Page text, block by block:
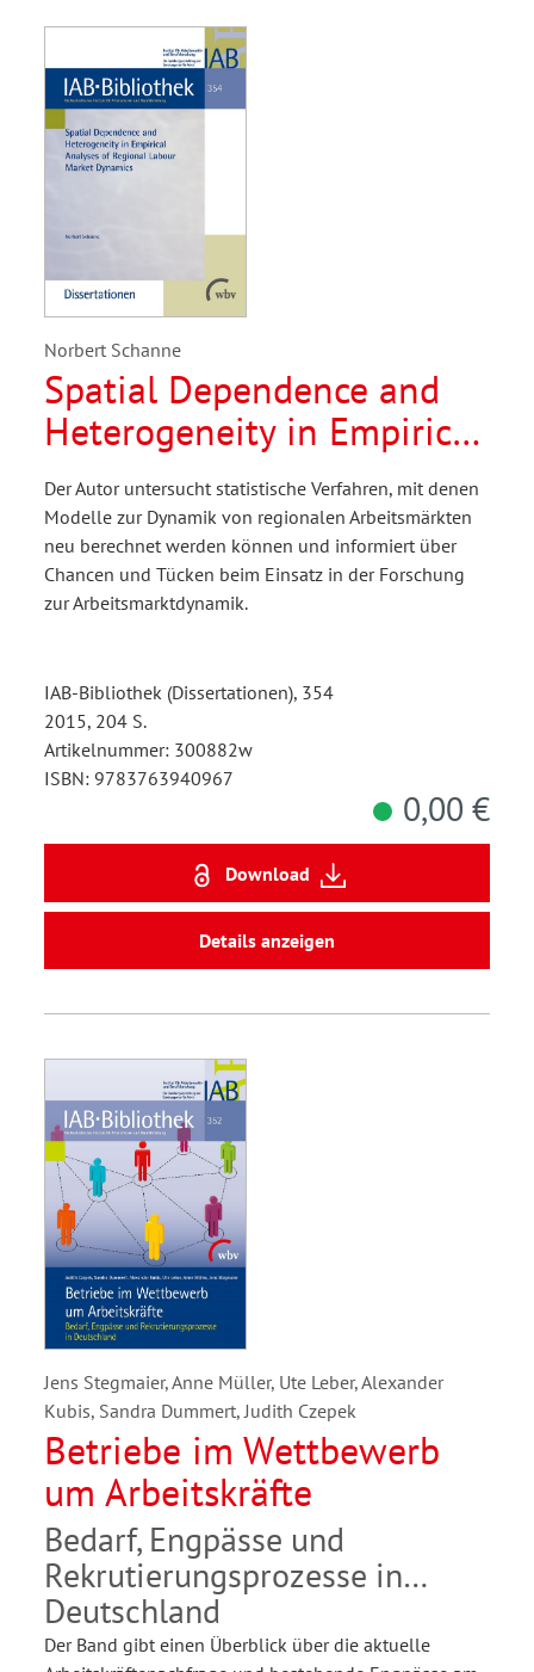
Norbert Schanne
Spatial Dependence and
Heterogeneity in Empirical
Analyses of Regional
Labour Market Dynamics
Der Autor untersucht statistische Verfahren, mit denen
Modelle zur Dynamik von regionalen Arbeitsmärkten
neu berechnet werden können und informiert über
Chancen und Tücken beim Einsatz in der Forschung
zur Arbeitsmarktdynamik.
IAB-Bibliothek (Dissertationen), 354
2015, 204 S.
Artikelnummer: 300882w
ISBN: 9783763940967
0,00 €
Download
Details anzeigen
Jens Stegmaier, Anne Müller, Ute Leber, Alexander
Kubis, Sandra Dummert, Judith Czepek
Betriebe im Wettbewerb
um Arbeitskräfte
Bedarf, Engpässe und
Rekrutierungsprozesse in
Deutschland
Der Band gibt einen Überblick über die aktuelle